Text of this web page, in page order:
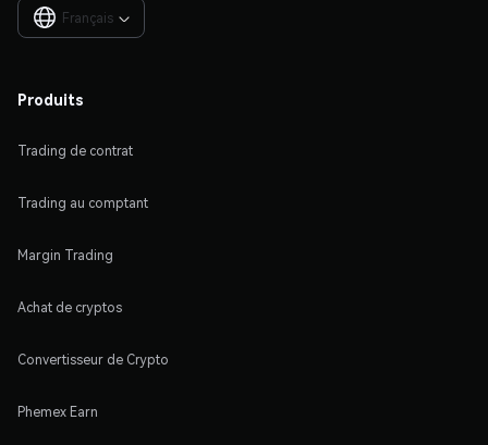
Français 
Produits
Trading de contrat
Trading au comptant
Margin Trading
Achat de cryptos
Convertisseur de Crypto
Phemex Earn